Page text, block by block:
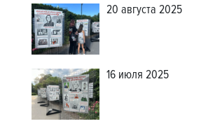
20 августа 2025
16 июля 2025